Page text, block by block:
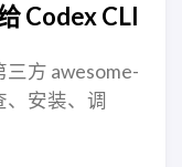
Codex CLI
三方 awesome-
、安装、调